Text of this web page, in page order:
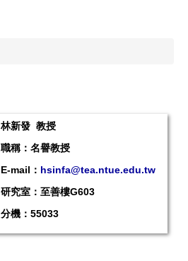
林新發 教授
職稱：名譽教授
E-mail： hsinfa@tea.ntue.edu.tw
研究室：至善樓G603
分機：55033